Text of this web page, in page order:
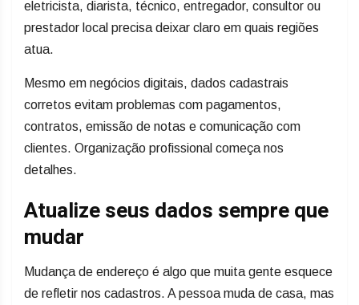
eletricista, diarista, técnico, entregador, consultor ou
prestador local precisa deixar claro em quais regiões
atua.
Mesmo em negócios digitais, dados cadastrais
corretos evitam problemas com pagamentos,
contratos, emissão de notas e comunicação com
clientes. Organização profissional começa nos
detalhes.
Atualize seus dados sempre que
mudar
Mudança de endereço é algo que muita gente esquece
de refletir nos cadastros. A pessoa muda de casa, mas